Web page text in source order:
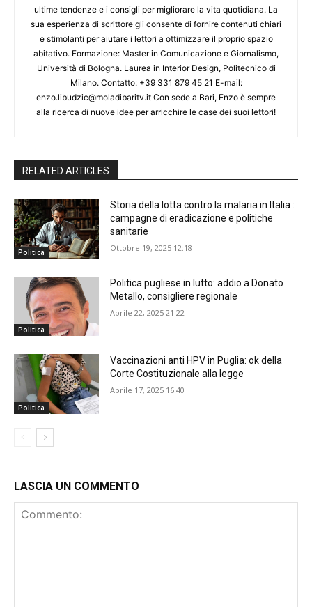
ultime tendenze e i consigli per migliorare la vita quotidiana. La
sua esperienza di scrittore gli consente di fornire contenuti chiari
e stimolanti per aiutare i lettori a ottimizzare il proprio spazio
abitativo. Formazione: Master in Comunicazione e Giornalismo,
Università di Bologna. Laurea in Interior Design, Politecnico di
Milano. Contatto: +39 331 879 45 21 E-mail:
enzo.libudzic@moladibaritv.it Con sede a Bari, Enzo è sempre
alla ricerca di nuove idee per arricchire le case dei suoi lettori!
RELATED ARTICLES
Politica
Storia della lotta contro la malaria in Italia :
campagne di eradicazione e politiche
sanitarie
Ottobre 19, 2025 12:18
Politica
Politica pugliese in lutto: addio a Donato
Metallo, consigliere regionale
Aprile 22, 2025 21:22
Politica
Vaccinazioni anti HPV in Puglia: ok della
Corte Costituzionale alla legge
Aprile 17, 2025 16:40
LASCIA UN COMMENTO